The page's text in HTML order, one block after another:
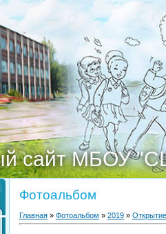
сайт МБОУ
Фотоальбом
Главная » Фотоальбом » 2019 »